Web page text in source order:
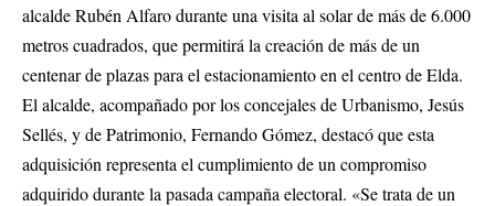
alcalde Rubén Alfaro durante una visita al solar de más de 6.000
metros cuadrados, que permitirá la creación de más de un
centenar de plazas para el estacionamiento en el centro de Elda.
El alcalde, acompañado por los concejales de Urbanismo, Jesús
Sellés, y de Patrimonio, Fernando Gómez, destacó que esta
adquisición representa el cumplimiento de un compromiso
adquirido durante la pasada campaña electoral. «Se trata de un